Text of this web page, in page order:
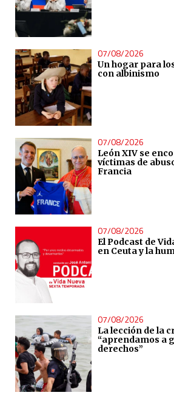
07/08/2026
Un hogar para
con albinismo
07/08/2026
León XIV se
víctimas de
Francia
07/08/2026
El Podcast de
en Ceuta y la
07/08/2026
La lección de la
“aprendamos a
derechos”